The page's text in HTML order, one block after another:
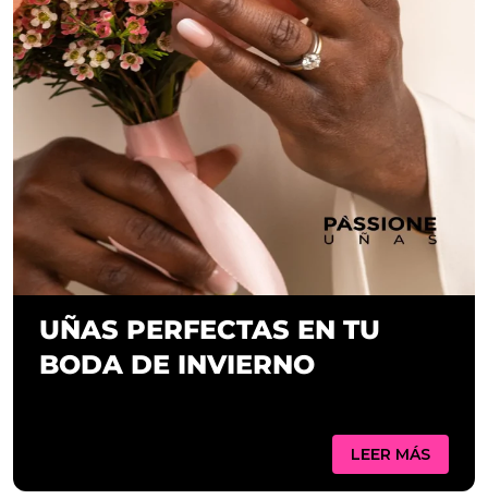
UÑAS PERFECTAS EN TU
BODA DE INVIERNO
LEER MÁS